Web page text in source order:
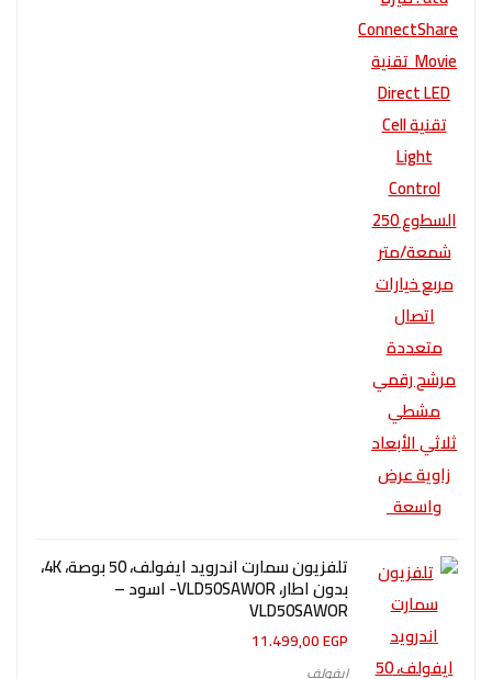
تلفزيون سمارت اندرويد ايفولف، 50 بوصة، 4K،
بدون اطار، VLD50SAWOR- اسود –
VLD50SAWOR
11.499,00EGP
إيفولف